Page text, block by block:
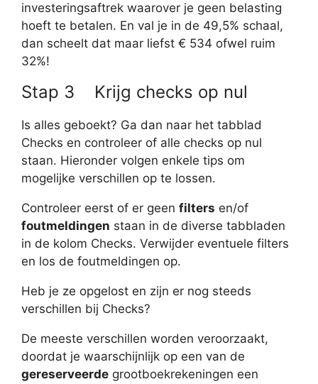
investeringsaftrek waarover je geen belasting
hoeft te betalen. En val je in de 49,5% schaal,
dan scheelt dat maar liefst € 534 ofwel ruim
32%!
Stap 3 Krijg checks op nul
Is alles geboekt? Ga dan naar het tabblad
Checks en controleer of alle checks op nul
staan. Hieronder volgen enkele tips om
mogelijke verschillen op te lossen.
Controleer eerst of er geen filters en/of
foutmeldingen staan in de diverse tabbladen
in de kolom Checks. Verwijder eventuele filters
en los de foutmeldingen op.
Heb je ze opgelost en zijn er nog steeds
verschillen bij Checks?
De meeste verschillen worden veroorzaakt,
doordat je waarschijnlijk op een van de
gereserveerde grootboekrekeningen een